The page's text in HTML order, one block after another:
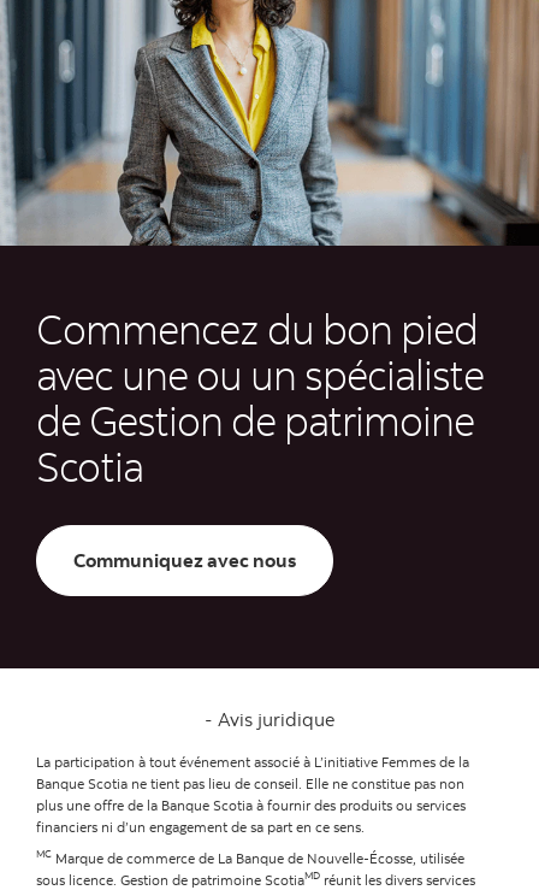
Commencez du bon pied
avec une ou un spécialiste
de Gestion de patrimoine
Scotia
Communiquez avec nous
Avis juridique
La participation à tout événement associé à L’initiative Femmes de la
Banque Scotia ne tient pas lieu de conseil. Elle ne constitue pas non
plus une offre de la Banque Scotia à fournir des produits ou services
financiers ni d’un engagement de sa part en ce sens.
MC Marque de commerce de La Banque de Nouvelle-Écosse, utilisée
sous licence. Gestion de patrimoine ScotiaMD réunit les divers services